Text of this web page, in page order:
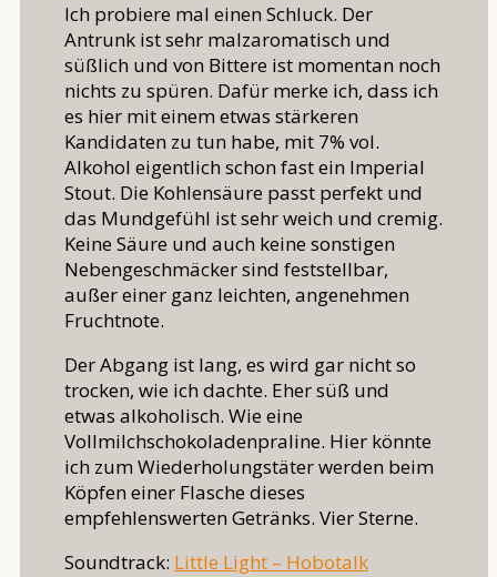
Ich probiere mal einen Schluck. Der
Antrunk ist sehr malzaromatisch und
süßlich und von Bittere ist momentan noch
nichts zu spüren. Dafür merke ich, dass ich
es hier mit einem etwas stärkeren
Kandidaten zu tun habe, mit 7% vol.
Alkohol eigentlich schon fast ein Imperial
Stout. Die Kohlensäure passt perfekt und
das Mundgefühl ist sehr weich und cremig.
Keine Säure und auch keine sonstigen
Nebengeschmäcker sind feststellbar,
außer einer ganz leichten, angenehmen
Fruchtnote.
Der Abgang ist lang, es wird gar nicht so
trocken, wie ich dachte. Eher süß und
etwas alkoholisch. Wie eine
Vollmilchschokoladenpraline. Hier könnte
ich zum Wiederholungstäter werden beim
Köpfen einer Flasche dieses
empfehlenswerten Getränks. Vier Sterne.
Soundtrack: Little Light – Hobotalk